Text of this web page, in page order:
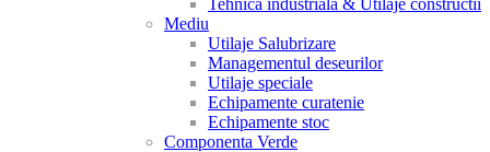
Tehnica industriala & Utilaje constructii
Mediu
Utilaje Salubrizare
Managementul deseurilor
Utilaje speciale
Echipamente curatenie
Echipamente stoc
Componenta Verde